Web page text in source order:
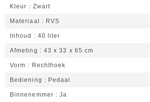
Kleur Zwart
Materiaal RVS
Inhoud 40 liter
Afmeting 43 x 33 x 65 cm
Vorm Rechthoek
Bediening Pedaal
Binnenemmer Ja